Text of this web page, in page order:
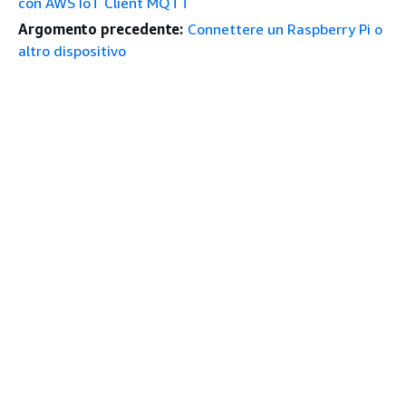
Argomento precedente: Connettere un Raspberry Pi o
altro dispositivo